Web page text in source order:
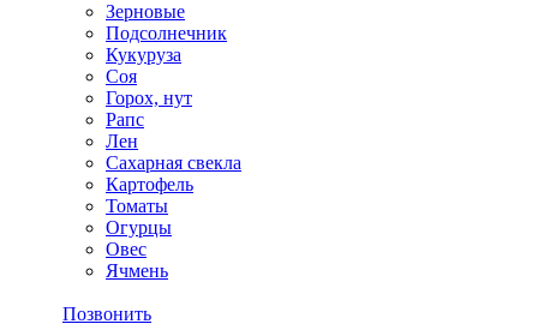
Зерновые
Подсолнечник
Кукуруза
Соя
Горох, нут
Рапс
Лен
Сахарная свекла
Картофель
Томаты
Огурцы
Овес
Ячмень
Позвонить